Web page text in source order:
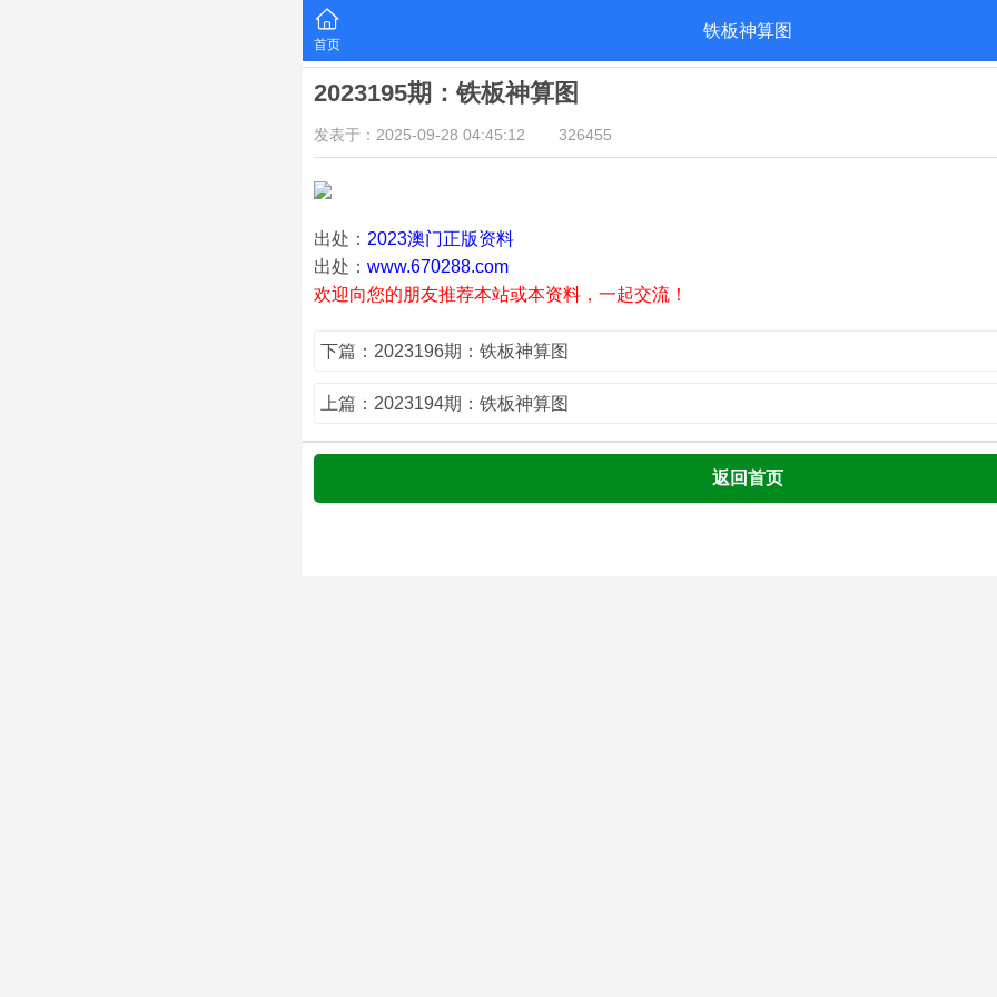
首页
铁板神算图
2023195期：铁板神算图
发表于：2025-09-28 04:45:12 326455
出处： 2023澳门正版资料
出处： www.670288.com
欢迎向您的朋友推荐本站或本资料，一起交流！
下篇：2023196期：铁板神算图
上篇：2023194期：铁板神算图
返回首页